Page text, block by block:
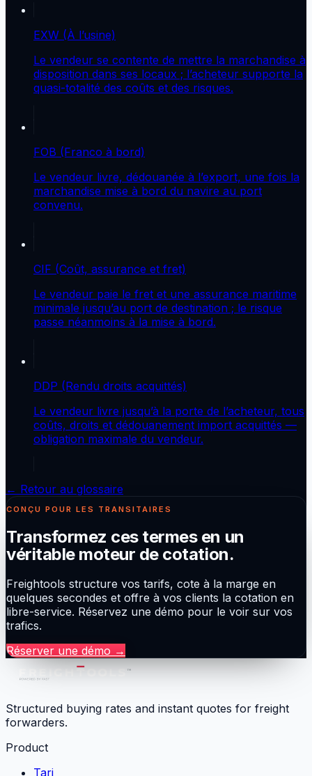
EXW (À l’usine)
Le vendeur se contente de mettre la marchandise à
disposition dans ses locaux ; l’acheteur supporte la
quasi-totalité des coûts et des risques.
FOB (Franco à bord)
Le vendeur livre, dédouanée à l’export, une fois la
marchandise mise à bord du navire au port
convenu.
CIF (Coût, assurance et fret)
Le vendeur paie le fret et une assurance maritime
minimale jusqu’au port de destination ; le risque
passe néanmoins à la mise à bord.
DDP (Rendu droits acquittés)
Le vendeur livre jusqu’à la porte de l’acheteur, tous
coûts, droits et dédouanement import acquittés —
obligation maximale du vendeur.
← Retour au glossaire
CONÇU POUR LES TRANSITAIRES
Transformez ces termes en un
véritable moteur de cotation.
Freightools structure vos tarifs, cote à la marge en
quelques secondes et offre à vos clients la cotation en
libre-service. Réservez une démo pour le voir sur vos
trafics.
Réserver une démo →
Structured buying rates and instant quotes for freight
forwarders.
Product
Tari